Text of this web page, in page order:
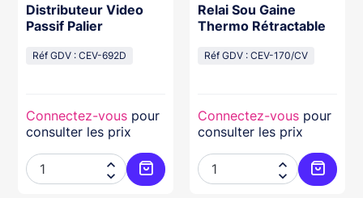
au panier
Distributeur Video
Passif Palier
Réf GDV : CEV-692D
Connectez-vous pour
consulter les prix


Ajouter au panier
Relai Sou Gaine
Thermo Rétractable
Réf GDV : CEV-170/CV
Connectez-vous pour
consulter les prix

